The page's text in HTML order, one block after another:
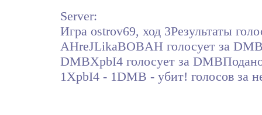
Server:
Игра ostrov69, ход 3Результаты
AHreJLikaBOBAH голосует за
DMBXpbI4 голосует за
1XpbI4 - 1DMB - убит! голосов за